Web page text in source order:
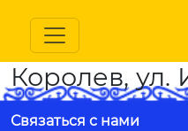
Королев, ул.
Связаться с нами